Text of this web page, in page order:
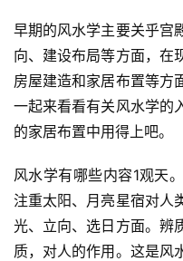
早期的风水学主要关乎宫
向、建设布局等方面，在
房屋建造和家居布置等方
一起来看看有关风水学的
的家居布置中用得上吧。
风水学有哪些内容1观天
注重太阳、月亮星宿对人
光、立向、选日方面。辨
质，对人的作用。这是风